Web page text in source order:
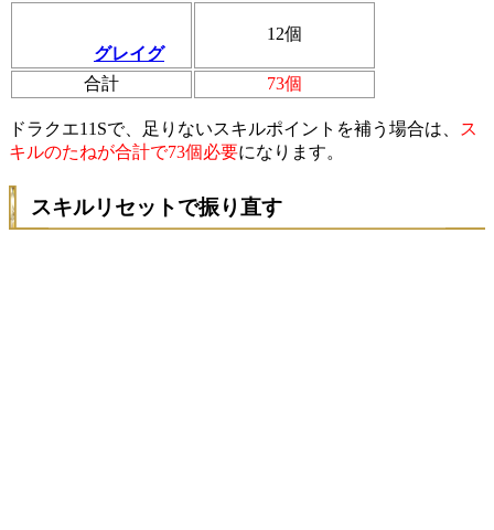
グレイグ
12個
合計 73個
ドラクエ11Sで、足りないスキルポイントを補う場合は、
ス
キルのたねが合計で73個必要になります。
スキルリセットで振り直す